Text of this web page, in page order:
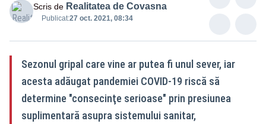
Scris de Realitatea de Covasna
Publicat:27 oct. 2021, 08:34
Sezonul gripal care vine ar putea fi unul sever, iar
acesta adăugat pandemiei COVID-19 riscă să
determine ″consecinţe serioase″⁣ prin presiunea
suplimentară asupra sistemului sanitar,